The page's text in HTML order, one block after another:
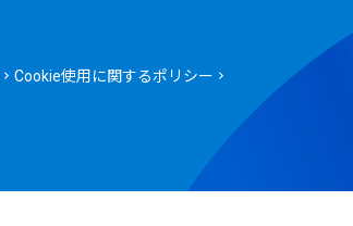
Cookie使用に関するポリシー